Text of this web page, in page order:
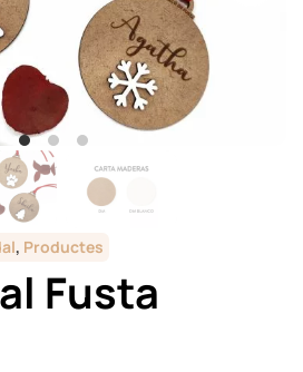
, Productes
Fusta